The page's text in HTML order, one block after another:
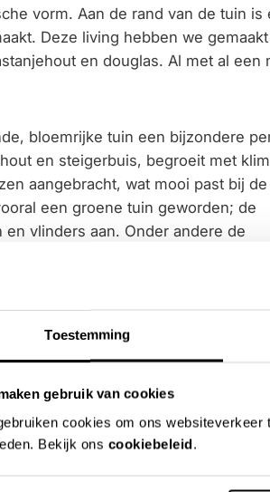
Toestemming
gebruik van cookies
cookies om ons
Bekijk ons cookiebeleid.
vorm. Aan de rand van de tuin is
Deze living hebben we
en douglas. Al met al een
bloemrijke tuin een bijzondere
en steigerbuis, begroeit met
aangebracht, wat mooi past bij de
een groene tuin geworden; de
vlinders aan. Onder andere de
het knikkend nagelkruid zijn bij
van de biodiversiteit.
weinige verharding infiltreert het
Dit maakt de levende, bloemrijke
de bewoonster.